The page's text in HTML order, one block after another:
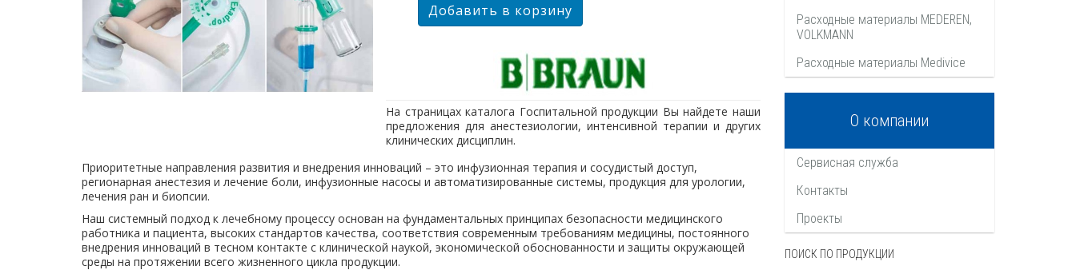
На страницах каталога Госпитальной продукции Вы найдете наши
предложения для анестезиологии, интенсивной терапии и других
клинических дисциплин.
Приоритетные направления развития и внедрения инноваций – это инфузионная терапия и сосудистый доступ,
регионарная анестезия и лечение боли, инфузионные насосы и автоматизированные системы, продукция для урологии,
лечения ран и биопсии.
Наш системный подход к лечебному процессу основан на фундаментальных принципах безопасности медицинского
работника и пациента, высоких стандартов качества, соответствия современным требованиям медицины, постоянного
внедрения инноваций в тесном контакте с клинической наукой, экономической обоснованности и защиты окружающей
среды на протяжении всего жизненного цикла продукции.
Расходные материалы MEDEREN,
VOLKMANN
Расходные материалы Medivice
О компании
Сервисная служба
Контакты
Проекты
ПОИСК ПО ПРОДУКЦИИ